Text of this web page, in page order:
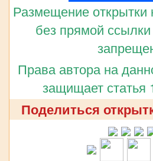
Размещение открытки
без прямой
Права автора на
защищает
Поделиться